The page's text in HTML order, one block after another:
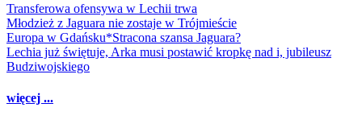
Transferowa ofensywa w Lechii trwa
Młodzież z Jaguara nie zostaje w Trójmieście
Europa w Gdańsku*Stracona szansa Jaguara?
Lechia już świętuje, Arka musi postawić kropkę nad i, jubileusz
Budziwojskiego
więcej ...